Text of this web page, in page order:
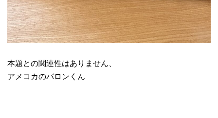
本題との関連性はありません、
アメコカのバロンくん